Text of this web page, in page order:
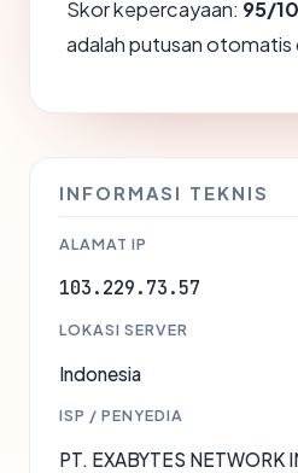
Skor kepercayaan: 95/
adalah putusan otomatis
INFORMASI TEKNIS
ALAMAT IP
103.229.73.57
LOKASI SERVER
Indonesia
ISP / PENYEDIA
PT. EXABYTES NETWORK